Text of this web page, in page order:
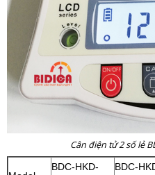
Cân điện tử 2 số lẻ
BDC-HKD- BDC-